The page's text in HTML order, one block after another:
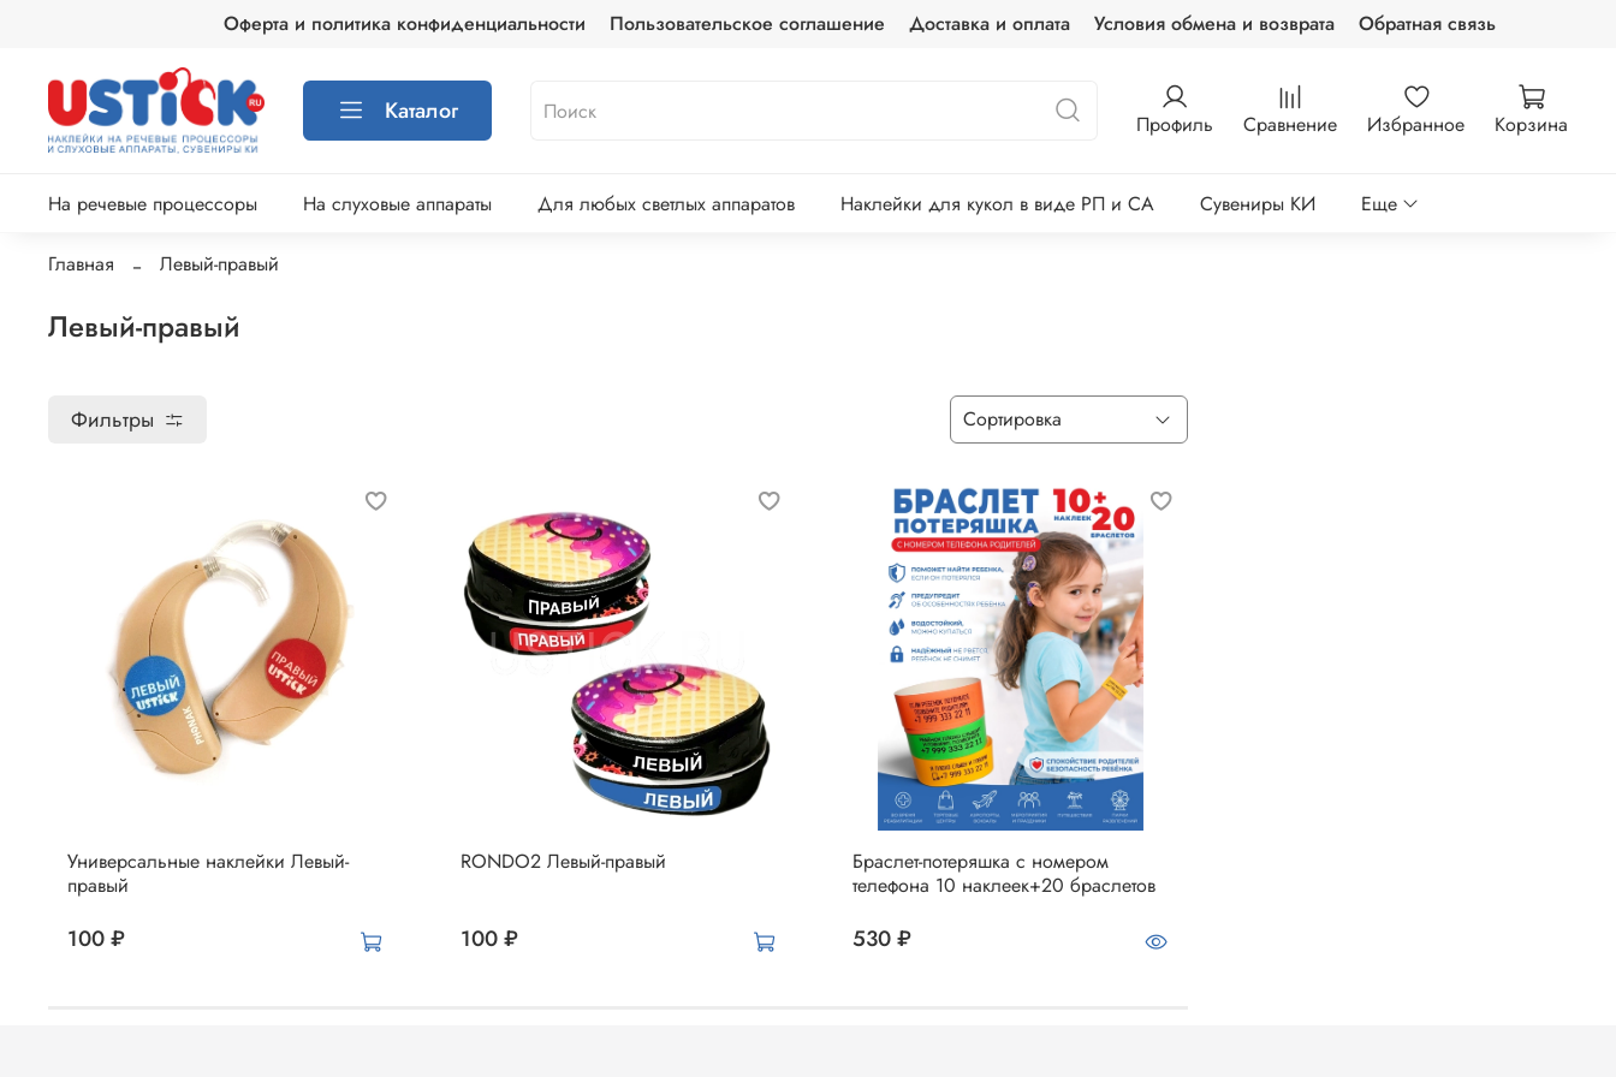
Оферта и политика конфиденциальности Пользовательское соглашение Доставка и оплата Условия обмена и возврата Обратная связь
Каталог Профиль Сравнение Избранное Корзина
На речевые процессоры На слуховые аппараты Для любых светлых аппаратов Наклейки для кукол в виде РП и СА Сувениры КИ Еще
Главная Левый-правый
Левый-правый
Фильтры
Универсальные наклейки Левый-
правый
100 ₽
RONDO2 Левый-правый
100 ₽
Браслет-потеряшка с номером
телефона 10 наклеек+20 браслетов
530 ₽